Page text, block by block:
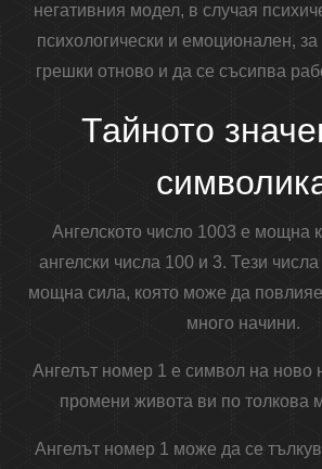
негативния модел, в случая
психологически и емоционален,
грешки отново и да се съсипва
Тайното
Ангелското число 1003 е мощна
ангелски числа 100 и 3. Тези
мощна сила, която може да
много начини.
Ангелът номер 1 е символ на ново
промени живота ви по толкова
Ангелът номер 1 може да се